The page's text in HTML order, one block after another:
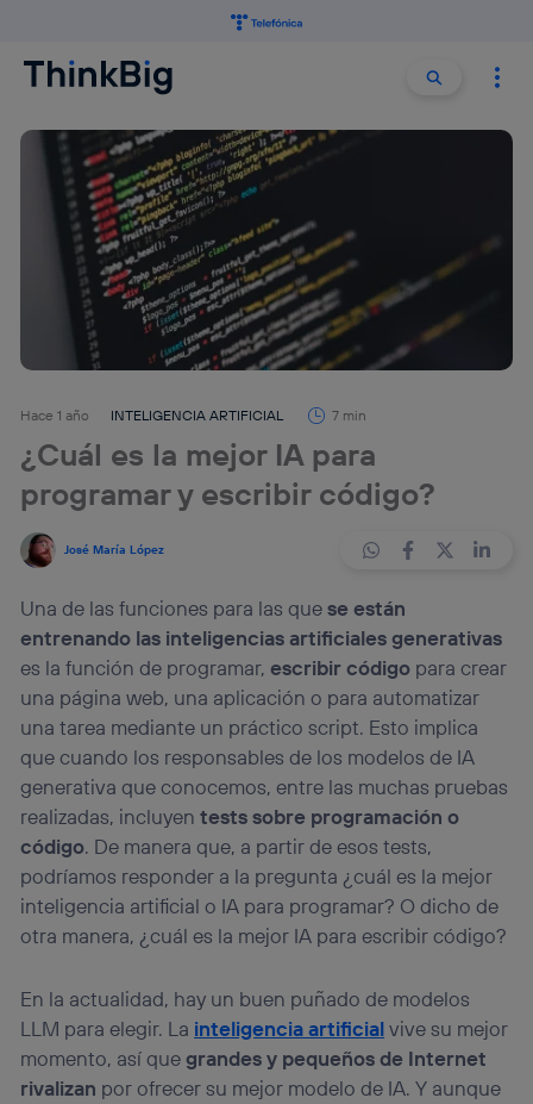
Buscar
Hace 1 año INTELIGENCIA ARTIFICIAL 7 min
¿Cuál es la mejor IA para
programar y escribir código?
José María López
Una de las funciones para las quese están
entrenando las inteligencias artificiales generativas
es la función de programar,escribir código para crear
una página web, una aplicación o para automatizar
una tarea mediante un práctico script. Esto implica
que cuando los responsables de los modelos de IA
generativa que conocemos, entre las muchas pruebas
realizadas, incluyentests sobre programación o
código. De manera que, a partir de esos tests,
podríamos responder a la pregunta ¿cuál es la mejor
inteligencia artificial o IA para programar? O dicho de
otra manera, ¿cuál es la mejor IA para escribir código?
En la actualidad, hay un buen puñado de modelos
LLM para elegir. La inteligencia artificialvive su mejor
momento, así quegrandes y pequeños de Internet
rivalizan por ofrecer su mejor modelo de IA. Y aunque